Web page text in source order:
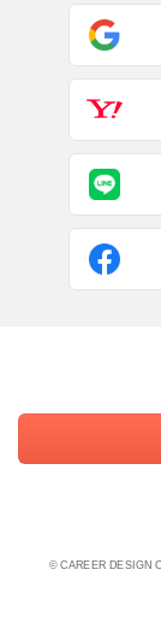
© CAREER DESIGN